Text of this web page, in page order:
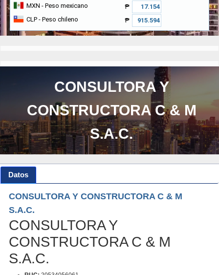
MXN - Peso mexicano
₱
CLP - Peso chileno ₱
CONSULTORA Y
CONSTRUCTORA C & M
S.A.C.
Datos
CONSULTORA Y CONSTRUCTORA C & M
S.A.C.
CONSULTORA Y
CONSTRUCTORA C & M
S.A.C.